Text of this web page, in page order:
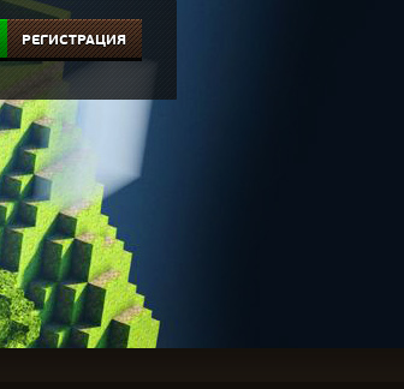
РЕГИСТРАЦИЯ